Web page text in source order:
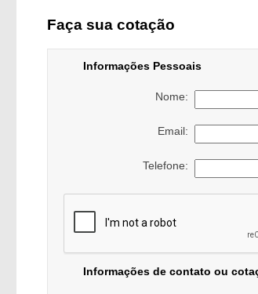
Faça sua cotação
Informações Pessoais
Nome:
Email:
Telefone:
Informações de contato ou